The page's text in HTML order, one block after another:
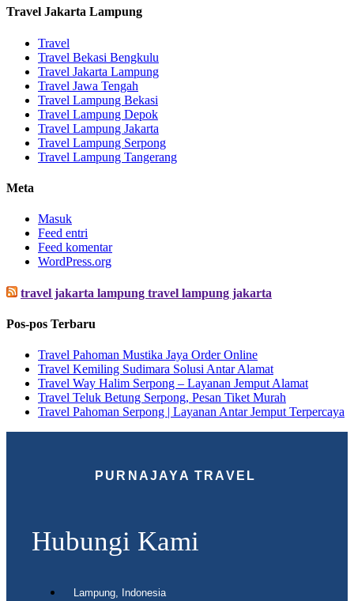
Travel Jakarta Lampung
Travel
Travel Bekasi Bengkulu
Travel Jakarta Lampung
Travel Jawa Tengah
Travel Lampung Bekasi
Travel Lampung Depok
Travel Lampung Jakarta
Travel Lampung Serpong
Travel Lampung Tangerang
Meta
Masuk
Feed entri
Feed komentar
WordPress.org
travel jakarta lampung travel lampung jakarta
Pos-pos Terbaru
Travel Pahoman Mustika Jaya Order Online
Travel Kemiling Sudimara Solusi Antar Alamat
Travel Way Halim Serpong – Layanan Jemput Alamat
Travel Teluk Betung Serpong, Pesan Tiket Murah
Travel Pahoman Serpong | Layanan Antar Jemput Terpercaya
PURNAJAYA TRAVEL
Hubungi Kami
Lampung, Indonesia